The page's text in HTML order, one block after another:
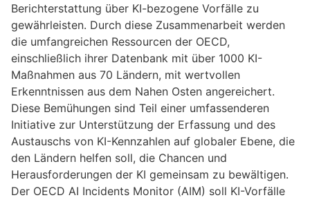
Berichterstattung über KI-bezogene Vorfälle zu
gewährleisten. Durch diese Zusammenarbeit werden
die umfangreichen Ressourcen der OECD,
einschließlich ihrer Datenbank mit über 1000 KI-
Maßnahmen aus 70 Ländern, mit wertvollen
Erkenntnissen aus dem Nahen Osten angereichert.
Diese Bemühungen sind Teil einer umfassenderen
Initiative zur Unterstützung der Erfassung und des
Austauschs von KI-Kennzahlen auf globaler Ebene, die
den Ländern helfen soll, die Chancen und
Herausforderungen der KI gemeinsam zu bewältigen.
Der OECD AI Incidents Monitor (AIM) soll KI-Vorfälle